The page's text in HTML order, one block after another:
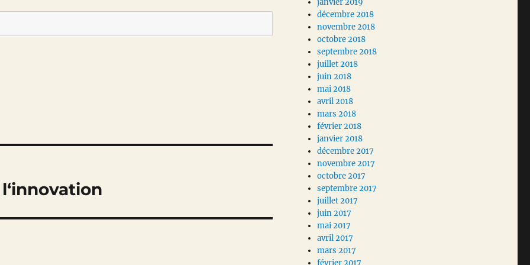
janvier 2019
décembre 2018
novembre 2018
octobre 2018
septembre 2018
juillet 2018
juin 2018
mai 2018
avril 2018
mars 2018
février 2018
janvier 2018
décembre 2017
novembre 2017
octobre 2017
septembre 2017
juillet 2017
juin 2017
mai 2017
avril 2017
mars 2017
février 2017